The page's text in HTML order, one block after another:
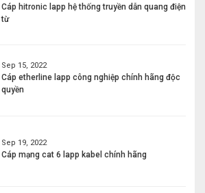
Cáp hitronic lapp hệ thống truyền dẫn quang điện
từ
Sep 15, 2022
Cáp etherline lapp công nghiệp chính hãng độc
quyền
Sep 19, 2022
Cáp mạng cat 6 lapp kabel chính hãng